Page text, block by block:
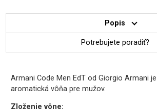
Popis
Potrebujete poradiť?
Armani Code Men EdT od Giorgio Armani
aromatická vôňa pre mužov.
Zloženie vône: